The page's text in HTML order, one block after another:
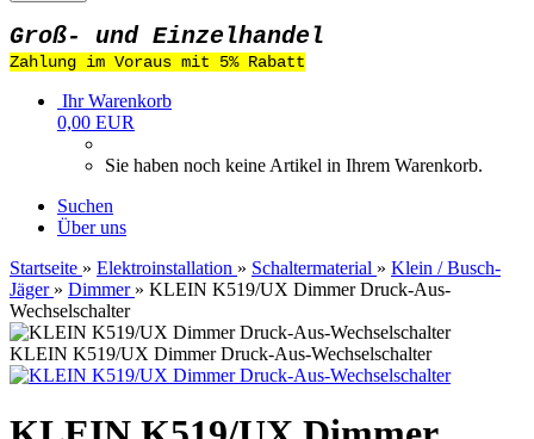
Groß- und Einzelhandel
Zahlung im Voraus mit 5% Rabatt
Ihr Warenkorb
0,00 EUR
Sie haben noch keine Artikel in Ihrem Warenkorb.
Suchen
Über uns
Startseite » Elektroinstallation » Schaltermaterial » Klein / Busch-
Jäger » Dimmer » KLEIN K519/UX Dimmer Druck-Aus-
Wechselschalter
KLEIN K519/UX Dimmer Druck-Aus-Wechselschalter